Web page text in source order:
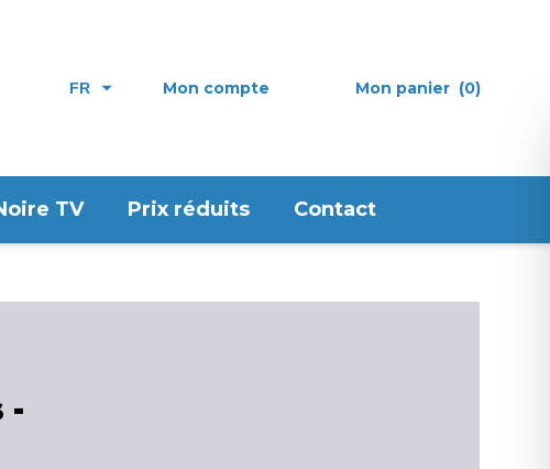
FR Mon compte Mon panier (0)
TV Prix réduits Contact
-